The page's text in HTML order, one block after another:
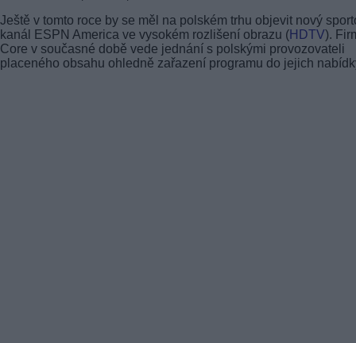
Ještě v tomto roce by se měl na polském trhu objevit nový
kanál ESPN America ve vysokém rozlišení obrazu (HDTV).
Core v současné době vede jednání s polskými provozovateli
placeného obsahu ohledně zařazení programu do jejich